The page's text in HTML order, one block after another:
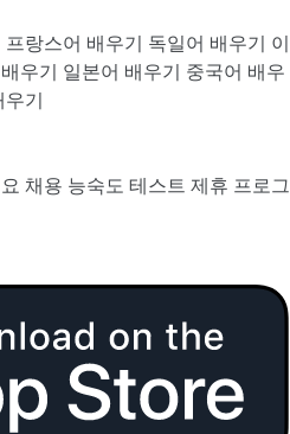
프랑스어 배우기 독일어 배우기 이
우기 일본어 배우기 중국어 배우
기
채용 능숙도 테스트 제휴 프로그